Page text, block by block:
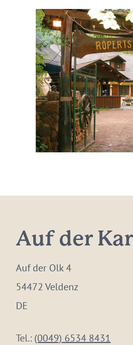
Auf der
Auf der Olk 4
54472 Veldenz
DE
Tel.: (0049) 6534 8431